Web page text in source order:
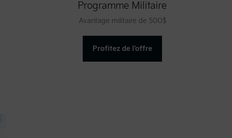
Programme Militaire
Avantage militaire de 500$
Profitez de l'offre